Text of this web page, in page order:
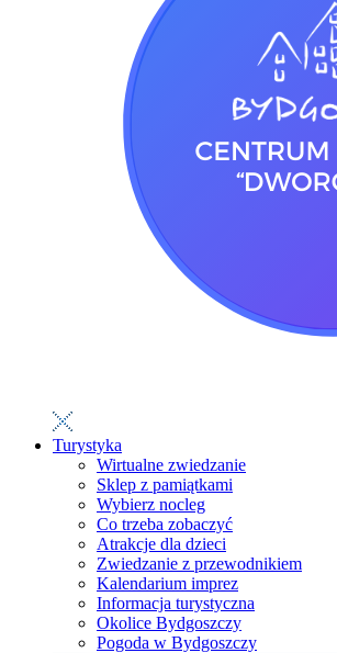
Turystyka
Wirtualne zwiedzanie
Sklep z pamiątkami
Wybierz nocleg
Co trzeba zobaczyć
Atrakcje dla dzieci
Zwiedzanie z przewodnikiem
Kalendarium imprez
Informacja turystyczna
Okolice Bydgoszczy
Pogoda w Bydgoszczy